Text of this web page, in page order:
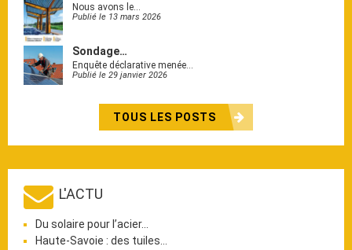
Nous avons le…
Publié le 13 mars 2026
Sondage…
Enquête déclarative menée…
Publié le 29 janvier 2026
TOUS LES POSTS
L'ACTU
Du solaire pour l’acier…
Haute-Savoie : des tuiles…